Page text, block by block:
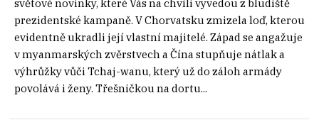
světové novinky, které Vás na chvíli vyvedou z bludiště
prezidentské kampaně. V Chorvatsku zmizela loď, kterou
evidentně ukradli její vlastní majitelé. Západ se angažuje
v myanmarských zvěrstvech a Čína stupňuje nátlak a
výhrůžky vůči Tchaj-wanu, který už do záloh armády
povolává i ženy. Třešničkou na dortu...